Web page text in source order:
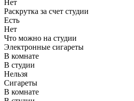
Нет
Раскрутка за счет студии
Есть
Нет
Что можно на студии
Электронные сигареты
В комнате
В студии
Нельзя
Сигареты
В комнате